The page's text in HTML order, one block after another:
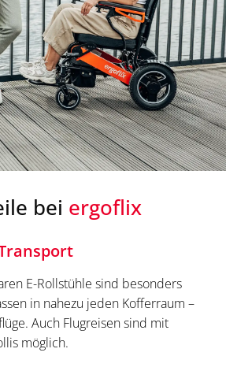
bei ergoflix
E-Rollstühle sind besonders
in nahezu jeden Kofferraum –
Auch Flugreisen sind mit
möglich.